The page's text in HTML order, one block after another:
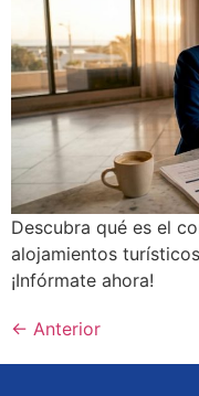
Descubra qué es el
alojamientos
¡Infórmate ahora!
← Anterior